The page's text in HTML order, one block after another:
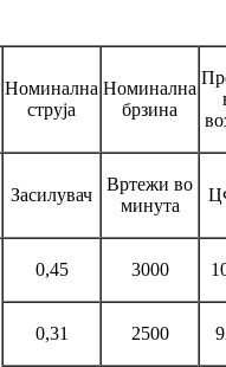
Номинална
струја
Номинална
брзина
Засилувач
Вртежи во
минута
0,45 3000
0,31 2500